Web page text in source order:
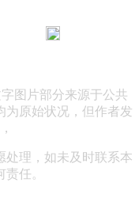
图片部分来源于公共
为原始状况，但作者发
处理，如未及时联系本
任。